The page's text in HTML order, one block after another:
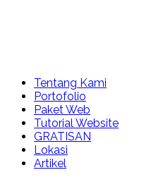
Tentang Kami
Portofolio
Paket Web
Tutorial Website
GRATISAN
Lokasi
Artikel